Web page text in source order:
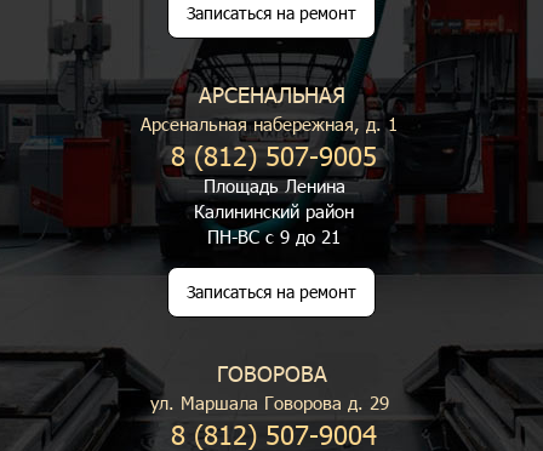
Записаться на ремонт
АРСЕНАЛЬНАЯ
Арсенальная набережная, д. 1
8 (812) 507-9005
Площадь Ленина
Калининский район
ПН-ВС с 9 до 21
Записаться на ремонт
ГОВОРОВА
ул. Маршала Говорова д. 29
8 (812) 507-9004